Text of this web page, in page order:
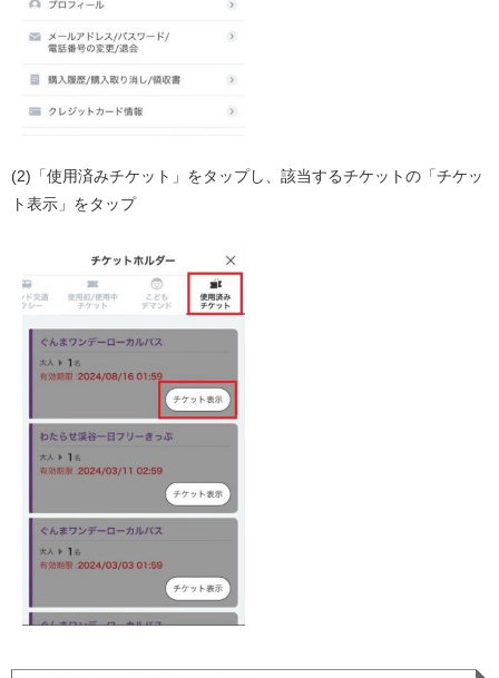
(2)「使用済みチケット」をタップし、該当するチケットの「チケッ
ト表示」をタップ